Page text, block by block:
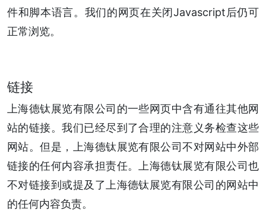
件和脚本语言。我们的网页在关闭Javascript后仍可
正常浏览。
链接
上海德钛展览有限公司的一些网页中含有通往其他网
站的链接。我们已经尽到了合理的注意义务检查这些
网站。但是，上海德钛展览有限公司不对网站中外部
链接的任何内容承担责任。上海德钛展览有限公司也
不对链接到或提及了上海德钛展览有限公司的网站中
的任何内容负责。